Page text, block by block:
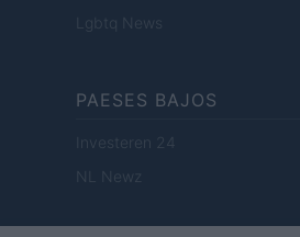
Lgbtq News
PAESES BAJOS
Investeren 24
NL Newz